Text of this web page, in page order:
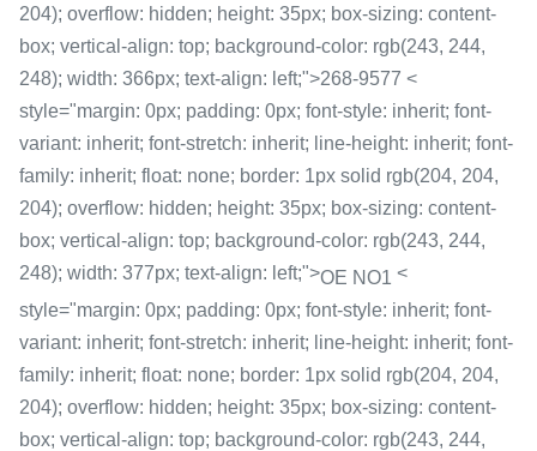
204); overflow: hidden; height: 35px; box-sizing: content-
box; vertical-align: top; background-color: rgb(243, 244,
248); width: 366px; text-align: left;">268-9577 <
style="margin: 0px; padding: 0px; font-style: inherit; font-
variant: inherit; font-stretch: inherit; line-height: inherit; font-
family: inherit; float: none; border: 1px solid rgb(204, 204,
204); overflow: hidden; height: 35px; box-sizing: content-
box; vertical-align: top; background-color: rgb(243, 244,
248); width: 377px; text-align: left;">OE NO1 <
style="margin: 0px; padding: 0px; font-style: inherit; font-
variant: inherit; font-stretch: inherit; line-height: inherit; font-
family: inherit; float: none; border: 1px solid rgb(204, 204,
204); overflow: hidden; height: 35px; box-sizing: content-
box; vertical-align: top; background-color: rgb(243, 244,